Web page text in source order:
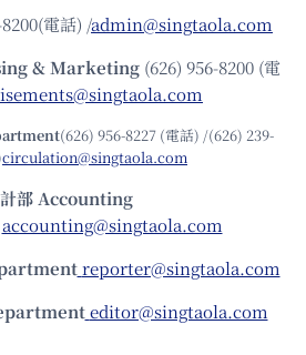
電話) /admin@singtaola.com
& Marketing (626) 956-8200 (電
(626) 956-8227 (電話) /(626) 239-
circulation@singtaola.com
部 Accounting
accounting@singtaola.com
reporter@singtaola.com
editor@singtaola.com